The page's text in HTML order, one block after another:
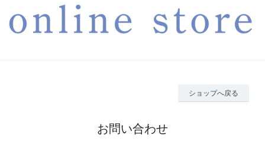
ショップへ戻る
お問い合わせ